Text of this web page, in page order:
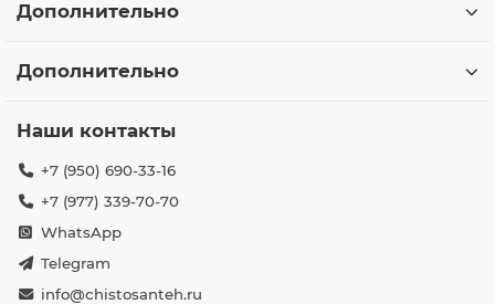
Дополнительно
Дополнительно
Наши контакты
+7 (950) 690-33-16
+7 (977) 339-70-70
WhatsApp
Telegram
info@chistosanteh.ru